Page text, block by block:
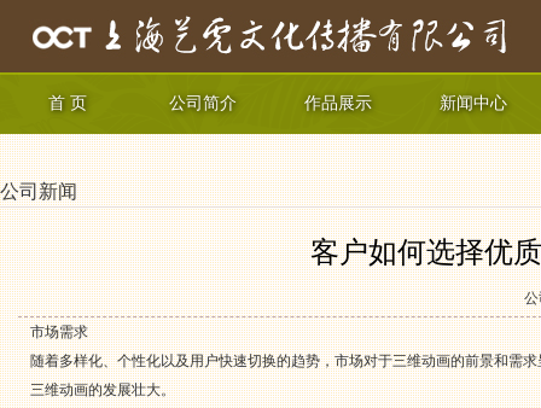
首 页 公司简介 作品展示 新闻中心
公司新闻
客户如何选择优
公
市场需求
随着多样化、个性化以及用户快速切换的趋势，市场对于三维动画的前景和需
三维动画的发展壮大。